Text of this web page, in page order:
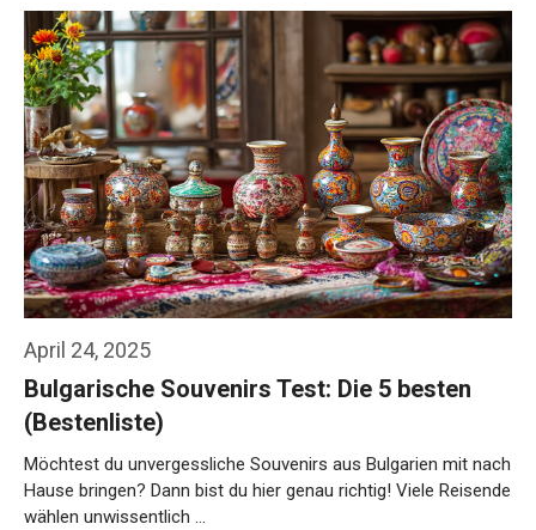
April 24, 2025
Bulgarische Souvenirs Test: Die 5 besten
(Bestenliste)
Möchtest du unvergessliche Souvenirs aus Bulgarien mit nach
Hause bringen? Dann bist du hier genau richtig! Viele Reisende
wählen unwissentlich …